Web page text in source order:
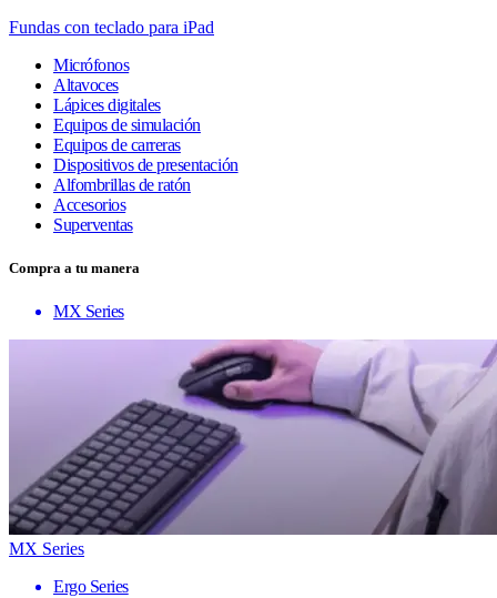
Fundas con teclado para iPad
Micrófonos
Altavoces
Lápices digitales
Equipos de simulación
Equipos de carreras
Dispositivos de presentación
Alfombrillas de ratón
Accesorios
Superventas
Compra a tu manera
MX Series
MX Series
Ergo Series